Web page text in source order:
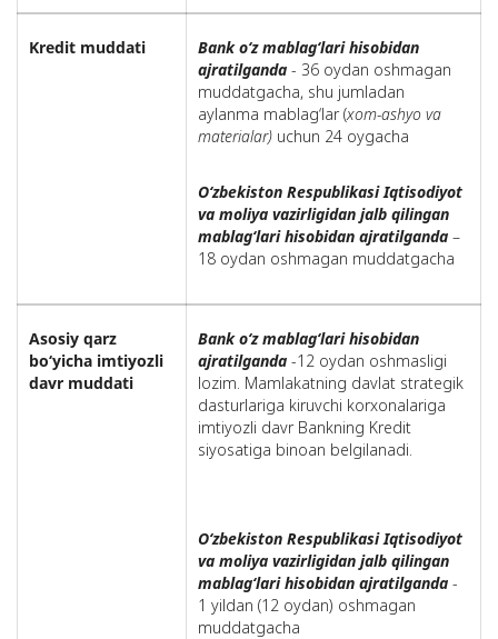
Kredit muddati
Bank o‘z mablag‘lari hisobidan
ajratilganda - 36 oydan oshmagan
muddatgacha, shu jumladan
aylanma mablag‘lar (xom-ashyo va
materialar) uchun 24 oygacha
O‘zbekiston Respublikasi Iqtisodiyot
va moliya vazirligidan jalb qilingan
mablag‘lari hisobidan ajratilganda –
18 oydan oshmagan muddatgacha
Asosiy qarz
bo‘yicha imtiyozli
davr muddati
Bank o‘z mablag‘lari hisobidan
ajratilganda -12 oydan oshmasligi
lozim. Mamlakatning davlat strategik
dasturlariga kiruvchi korxonalariga
imtiyozli davr Bankning Kredit
siyosatiga binoan belgilanadi.
O‘zbekiston Respublikasi Iqtisodiyot
va moliya vazirligidan jalb qilingan
mablag‘lari hisobidan ajratilganda -
1 yildan (12 oydan) oshmagan
muddatgacha